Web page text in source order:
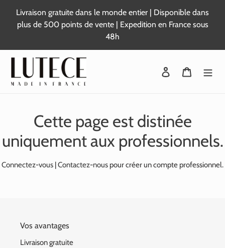
contenu
Livraison gratuite dans le monde entier | Disponible dans
plus de 500 points de vente | Expedition en France sous
48h
Se connecter
Panier
Cette page est distinée
uniquement aux professionnels.
Connectez-vous Contactez-nous pour créer un compte professionnel.
Vos avantages
Livraison gratuite